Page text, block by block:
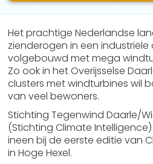
Het prachtige Nederlandse
zienderogen in een industriële
volgebouwd met mega
Zo ook in het Overijsselse
clusters met windturbines wil
van veel bewoners.
Stichting Tegenwind Daarle/
(Stichting Climate
ineen bij de eerste editie van
in Hoge Hexel.